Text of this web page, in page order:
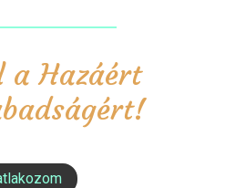
a Hazáért